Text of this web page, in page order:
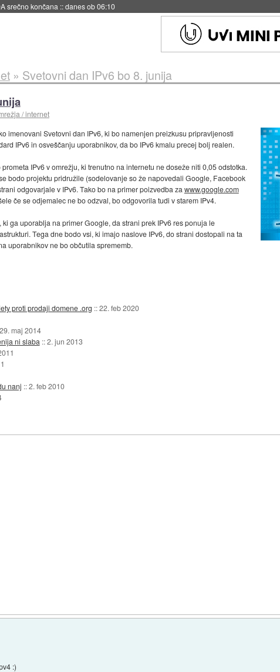
::danes ob 06:09
» Svetovni dan IPv6 bo 8. junija
/ internet
imenovani Svetovni dan IPv6, ki bo namenjen preizkusu pripravljenosti
IPv6 in osveščanju uporabnikov, da bo IPv6 kmalu precej bolj realen.
IPv6 v omrežju, ki trenutno na internetu ne doseže niti 0,05 odstotka.
bodo projektu pridružile (sodelovanje so že napovedali Google, Facebook
odgovarjale v IPv6. Tako bo na primer poizvedba za www.google.com
če se odjemalec ne bo odzval, bo odgovorila tudi v starem IPv4.
, ki ga uporablja na primer Google, da strani prek IPv6 res ponuja le
Tega dne bodo vsi, ki imajo naslove IPv6, do strani dostopali na ta
uporabnikov ne bo občutila sprememb.
proti prodaji domene .org ::22. feb 2020
29. maj 2014
ni slaba ::2. jun 2013
nanj ::2. feb 2010
:)